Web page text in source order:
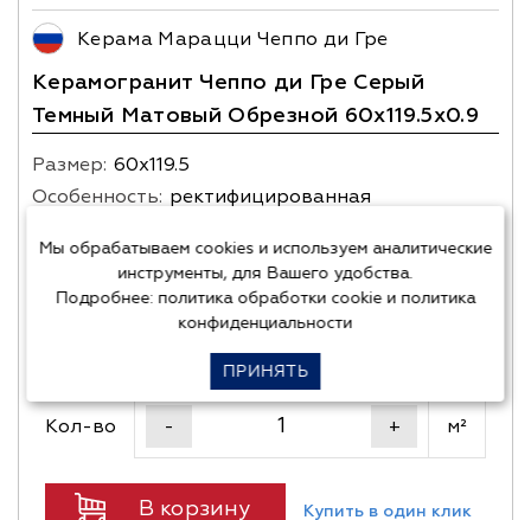
Керама Марацци Чеппо ди Гре
Керамогранит Чеппо ди Гре Серый
Темный Матовый Обрезной 60x119.5x0.9
Размер: 60х119.5
Особенность: ректифицированная
Цвет: темно-серый
Артикул фабричный: DD507920R
(с НДС)
Кол-во - + м²
В корзину Купить в один клик
Мы обрабатываем cookies и используем аналитические
инструменты, для Вашего удобства.
Подробнее: политика обработки cookieи политика
конфиденциальности
ПРИНЯТЬ